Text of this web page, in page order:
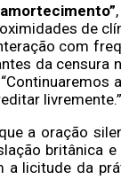
de
com
da censura
livremente.”
a oração
britânica
a licitude da